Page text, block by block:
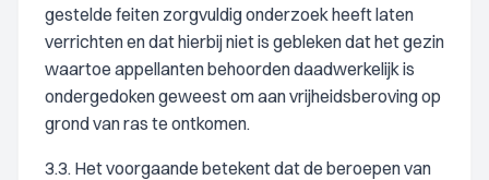
gestelde feiten zorgvuldig onderzoek heeft laten
verrichten en dat hierbij niet is gebleken dat het gezin
waartoe appellanten behoorden daadwerkelijk is
ondergedoken geweest om aan vrijheidsberoving op
grond van ras te ontkomen.
3.3. Het voorgaande betekent dat de beroepen van